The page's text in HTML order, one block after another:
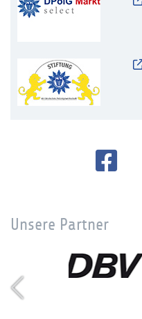
Unsere Partner